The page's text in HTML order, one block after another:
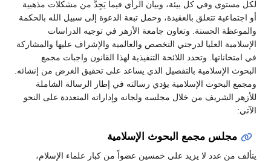
لكل مستوى وفي كل بيئة، وبيان الرأي فيما يَجِدُّ من مشكلات مذهبية
أو اجتماعية تتعلق بالعقيدة، وحمل تبعة الدعوة إلى سبيل الله بالحكمة
والموعظة الحسنة. وتعاون جامعة الأزهر في توجيه الدراسات
الإسلامية العليا لدرجتي التخصص والعالمية والإشراف عليها والمشاركة
في امتحاناتها. وتحدد اللائحة التنفيذية لهذا القانون واجبات مجمع
البحوث الإسلامية بالتفصيل الذي يساعد على تحقيق الغرض من إنشائه.
ومجمع البحوث الإسلامية يؤدي رسالته في إطار الرسالة الشاملة
للأزهر الشريف من خلال مجلسه ولجانه وإداراته المتعددة على النحو
الآتي:
مجلس مجمع البحوث الإسلامية
يتألف من عدد لا يزيد على خمسين عضواً من كبار علماء الإسلام،